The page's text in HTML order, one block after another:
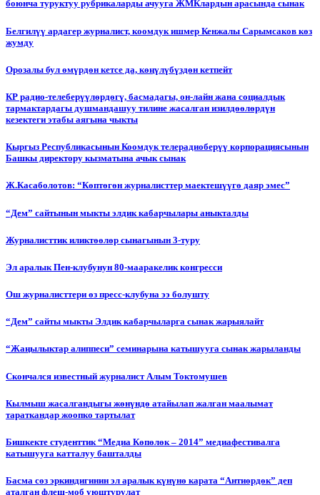
боюнча туруктуу рубрикаларды ачууга ЖМКлардын арасында сынак
Белгилүү ардагер журналист, коомдук ишмер Кенжалы Сарымсаков көз
жумду
Орозалы бул өмүрдөн кетсе да, көңүлүбүздөн кетпейт
КР радио-телеберүүлөрдөгү, басмадагы, он-лайн жана социалдык
тармактардагы душмандашуу тилине жасалган изилдөөлөрдүн
кезектеги этабы аягына чыкты
Кыргыз Республикасынын Коомдук телерадиоберүү корпорациясынын
Башкы директору кызматына ачык сынак
Ж.Касаболотов: “Көптөгөн журналисттер маектешүүгө даяр эмес”
“Дем” сайтынын мыкты элдик кабарчылары аныкталды
Журналисттик иликтөөлөр сынагынын 3-туру
Эл аралык Пен-клубунун 80-мааракелик конгресси
Ош журналисттери өз пресс-клубуна ээ болушту
“Дем” сайты мыкты Элдик кабарчыларга сынак жарыялайт
“Жаңылыктар алиппеси” семинарына катышууга сынак жарыланды
Cкончался известный журналист Алым Токтомушев
Кылмыш жасалгандыгы жөнүндө атайылап жалган маалымат
тараткандар жоопко тартылат
Бишкекте студенттик “Медиа Көпөлөк – 2014” медиафестивалга
катышууга катталуу башталды
Басма сөз эркиндигинин эл аралык күнүнө карата “Антиөрдөк” деп
аталган флеш-моб уюштурулат